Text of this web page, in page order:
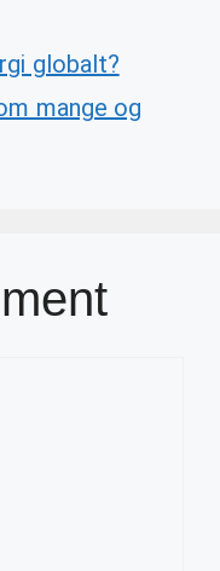
globalt?
mange og